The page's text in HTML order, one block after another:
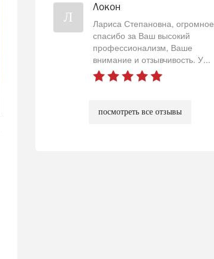
Л
Локон
Лариса Степановна, огромное
спасибо за Ваш высокий
профессионализм, Ваше
внимание и отзывчивость. У...
посмотреть все отзывы